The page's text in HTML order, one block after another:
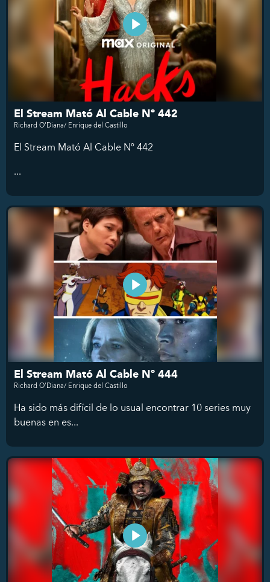
El Stream Mató Al Cable Nº 442
Richard O'Diana/ Enrique del Castillo
El Stream Mató Al Cable Nº 442
...
El Stream Mató Al Cable Nº 444
Richard O'Diana/ Enrique del Castillo
Ha sido más difícil de lo usual encontrar 10 series muy
buenas en es...